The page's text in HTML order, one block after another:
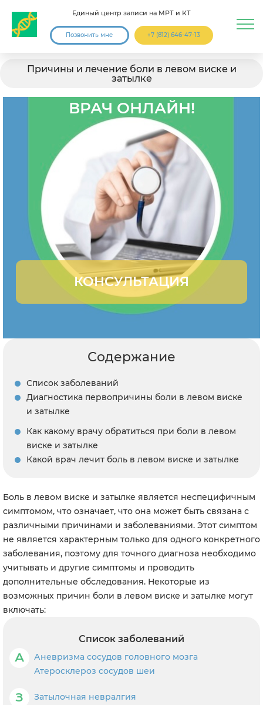
Единый центр записи на МРТ и КТ
Позвонить мне +7 (812) 646-47-13
Причины и лечение боли в левом виске и
затылке
КОНСУЛЬТАЦИЯ
ВРАЧ ОНЛАЙН!
Содержание
Список заболеваний
Диагностика первопричины боли в левом виске
и затылке
Как какому врачу обратиться при боли в левом
виске и затылке
Какой врач лечит боль в левом виске и затылке
Боль в левом виске и затылке является неспецифичным
симптомом, что означает, что она может быть связана с
различными причинами и заболеваниями. Этот симптом
не является характерным только для одного конкретного
заболевания, поэтому для точного диагноза необходимо
учитывать и другие симптомы и проводить
дополнительные обследования. Некоторые из
возможных причин боли в левом виске и затылке могут
включать:
Список заболеваний
А
Аневризма сосудов головного мозга
Атеросклероз сосудов шеи
З Затылочная невралгия